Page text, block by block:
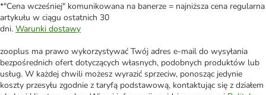
*"Cena wcześniej" komunikowana na banerze = najniższa cena regularna
artykułu w ciągu ostatnich 30
dni. Warunki dostawy
zooplus ma prawo wykorzystywać Twój adres e-mail do wysyłania
bezpośrednich ofert dotyczących własnych, podobnych produktów lub
usług. W każdej chwili możesz wyrazić sprzeciw, ponosząc jedynie
koszty przesyłu zgodnie z taryfą podstawową, kontaktując się z działem